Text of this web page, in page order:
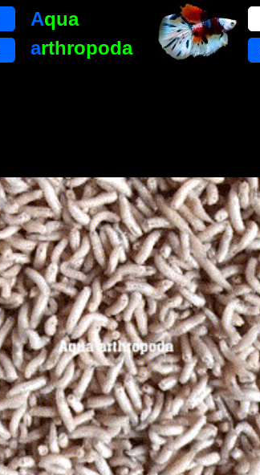
Aqua
arthropoda